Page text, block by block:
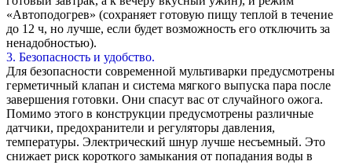
«Автоподогрев» (сохраняет готовую пищу теплой в течение
до 12 ч, но лучше, если будет возможность его отключить за
ненадобностью).
3. Безопасность и удобство.
Для безопасности современной мультиварки предусмотрены
герметичный клапан и система мягкого выпуска пара после
завершения готовки. Они спасут вас от случайного ожога.
Помимо этого в конструкции предусмотрены различные
датчики, предохранители и регуляторы давления,
температуры. Электрический шнур лучше несъемный. Это
снижает риск короткого замыкания от попадания воды в